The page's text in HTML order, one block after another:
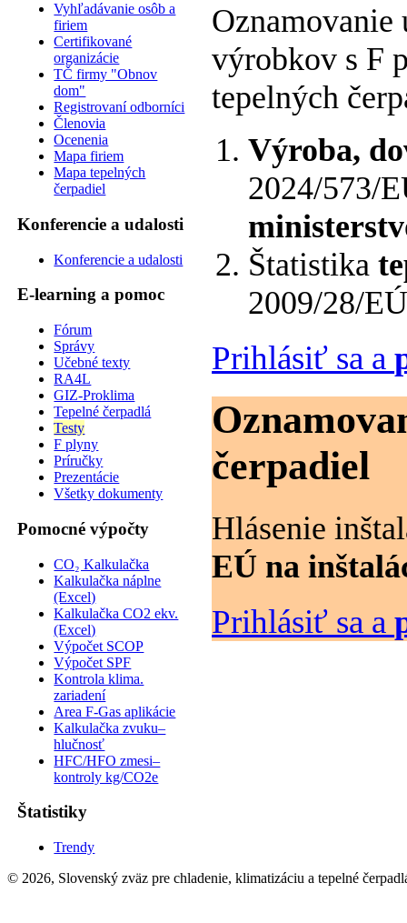
Vyhľadávanie osôb a
firiem
Certifikované
organizácie
TČ firmy "Obnov
dom"
Registrovaní odborníci
Členovia
Ocenenia
Mapa firiem
Mapa tepelných
čerpadiel
Konferencie a udalosti
Konferencie a udalosti
E-learning a pomoc
Fórum
Správy
Učebné texty
RA4L
GIZ-Proklima
Tepelné čerpadlá
Testy
F plyny
Príručky
Prezentácie
Všetky dokumenty
Pomocné výpočty
CO₂ Kalkulačka
Kalkulačka náplne
(Excel)
Kalkulačka CO2 ekv.
(Excel)
Výpočet SCOP
Výpočet SPF
Kontrola klima.
zariadení
Area F-Gas aplikácie
Kalkulačka zvuku–
hlučnosť
HFC/HFO zmesi–
kontroly kg/CO2e
Štatistiky
Trendy
Oznamovanie
výrobkov s F
tepelných
Výroba,
2024/573/
Štatistika
2009/28/
Prihlásiť sa a
čerpadiel
Hlásenie
EÚ na
Prihlásiť sa a
© 2026, Slovenský zväz pre chladenie, klimatizáciu a tepelné